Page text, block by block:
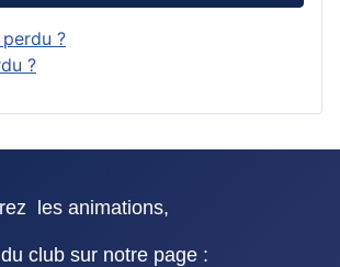
?
?
les animations,
club sur notre page :